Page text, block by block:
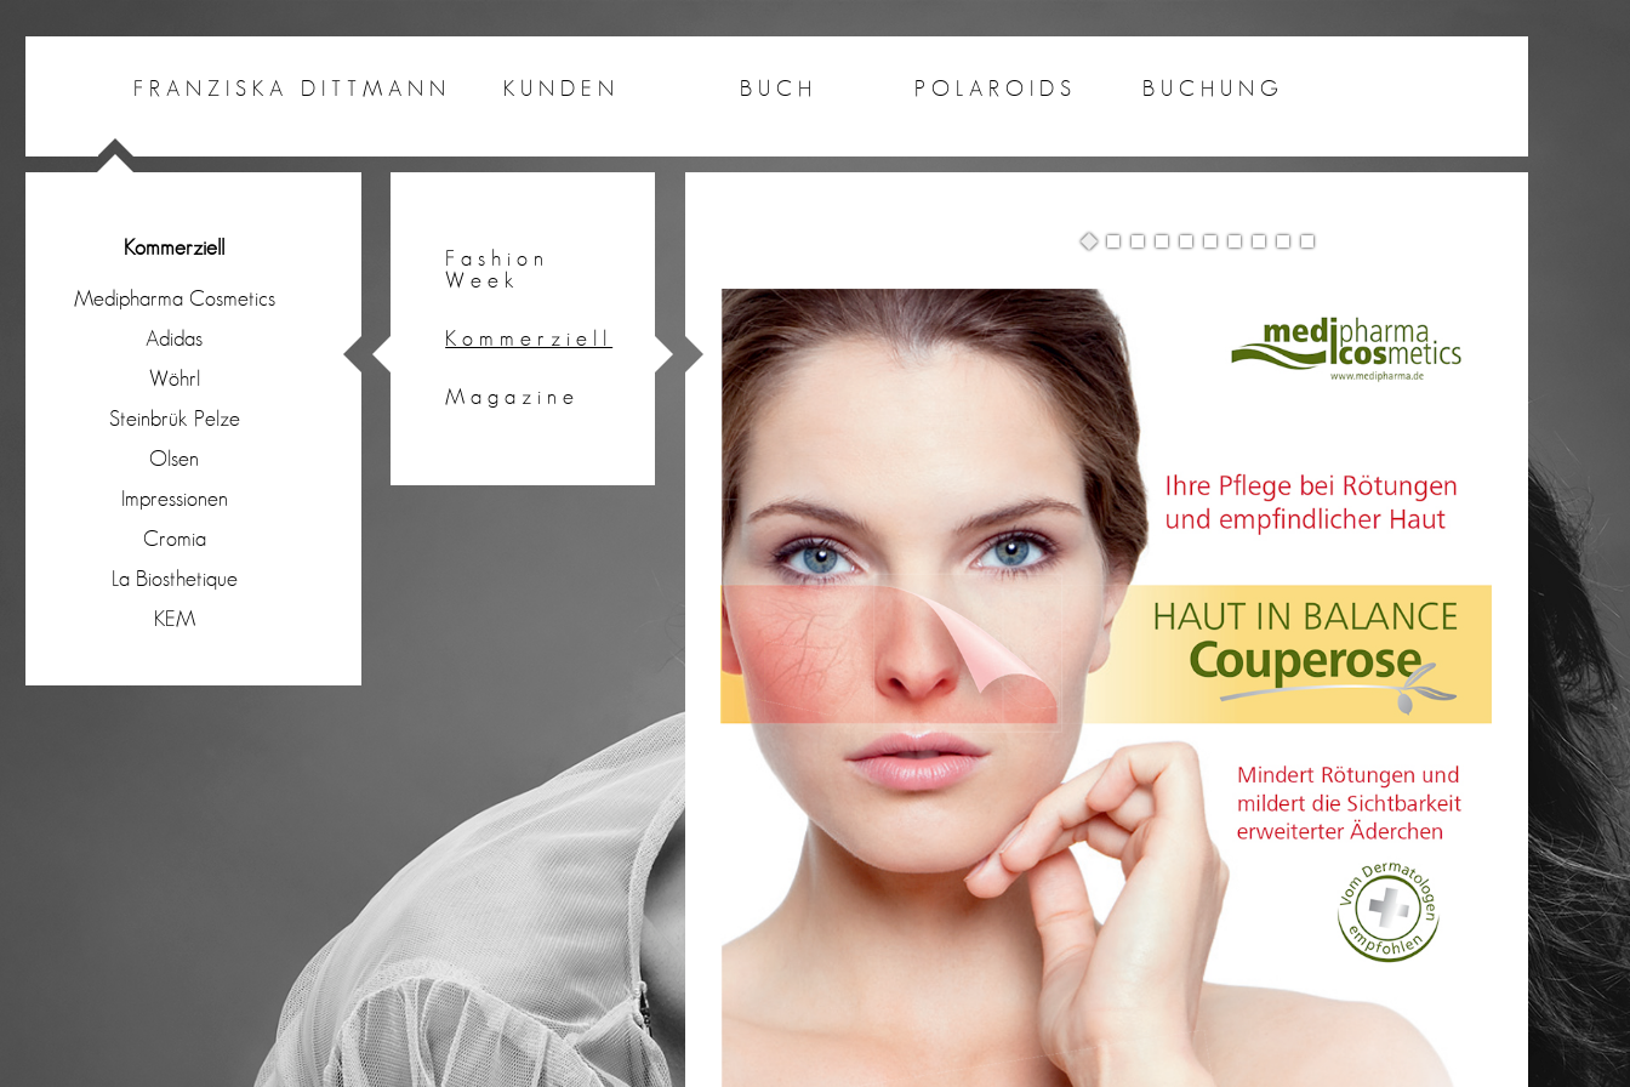
FRANZISKA DITTMANN KUNDEN BUCH POLAROIDS BUCHUNG
Kommerziell
Medipharma Cosmetics
Adidas
Wöhrl
Steinbrük Pelze
Olsen
Impressionen
Cromia
La Biosthetique
KEM
Fashion
Week
Kommerziell
Magazine